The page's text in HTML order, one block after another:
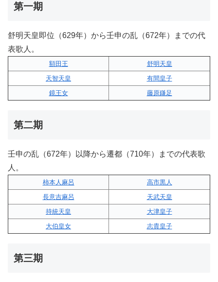
第一期
舒明天皇即位（629年）から壬申の乱（672年）までの代
表歌人。
額田王
舒明天皇
天智天皇
有間皇子
鏡王女
藤原鎌足
第二期
壬申の乱（672年）以降から遷都（710年）までの代表歌
人。
柿本人麻呂
高市黒人
長意吉麻呂
天武天皇
持統天皇
大津皇子
大伯皇女
志貴皇子
第三期